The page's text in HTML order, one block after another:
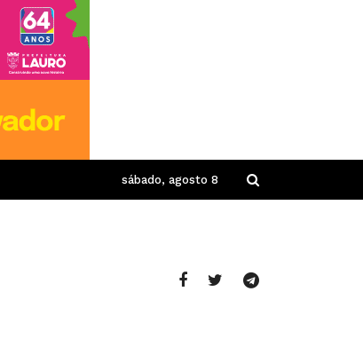
sábado, agosto 8